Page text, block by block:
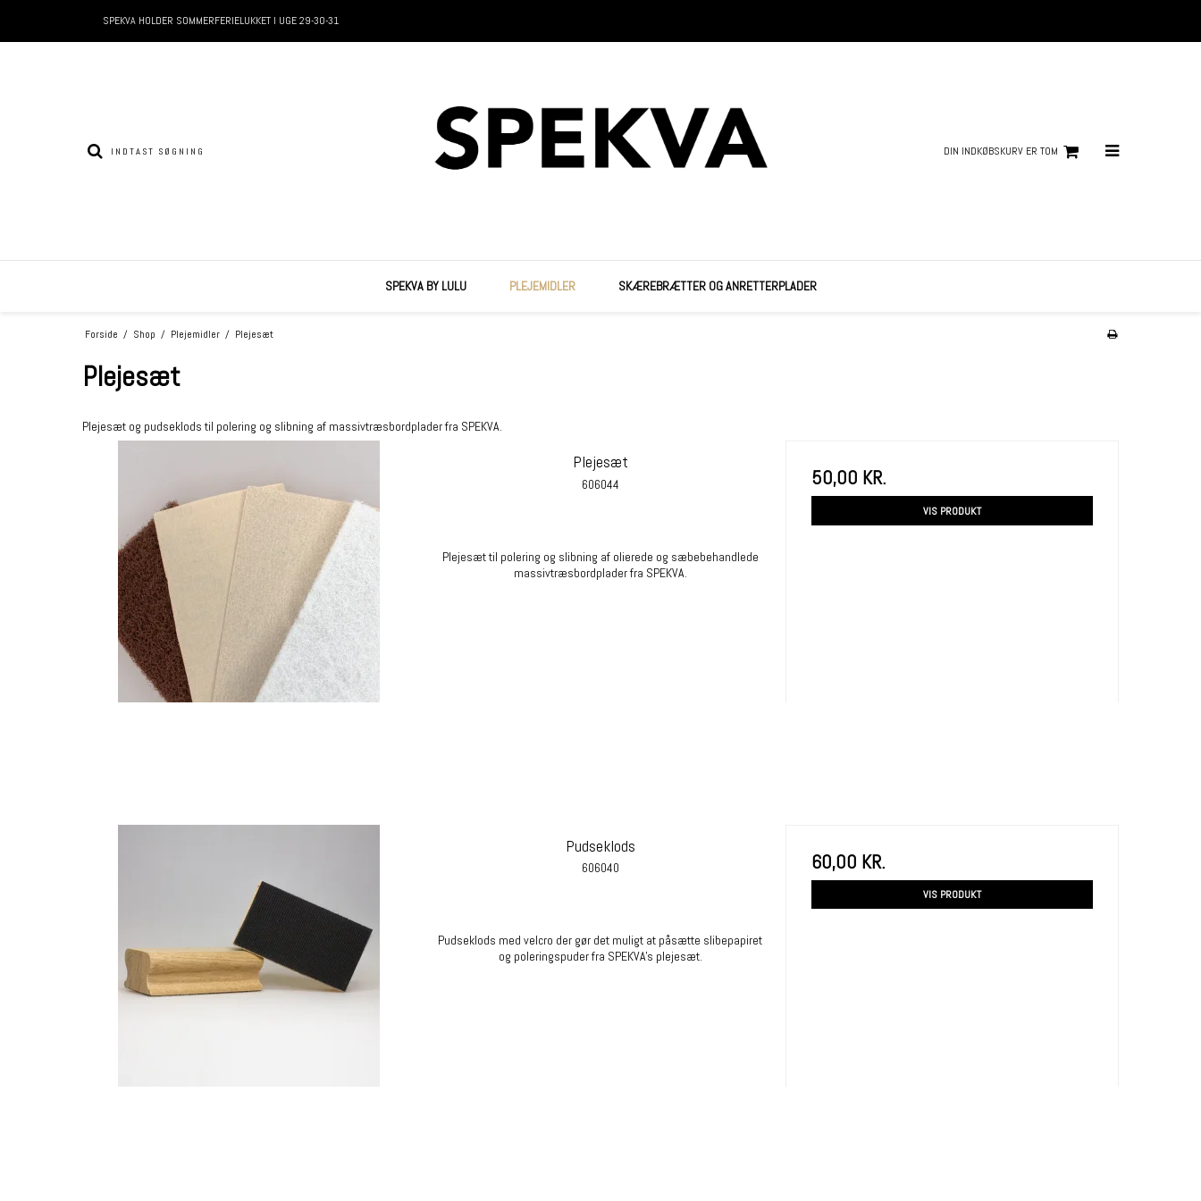
SPEKVA HOLDER SOMMERFERIELUKKET I UGE 29-30-31
DIN INDKØBSKURV ER TOM
SPEKVA BY LULU PLEJEMIDLER SKÆREBRÆTTER OG ANRETTERPLADER
Forside / Shop / Plejemidler / Plejesæt
Plejesæt
Plejesæt og pudseklods til polering og slibning af massivtræsbordplader fra SPEKVA.
Plejesæt
606044
Plejesæt til polering og slibning af olierede og sæbebehandlede
massivtræsbordplader fra SPEKVA.
50,00 KR.
VIS PRODUKT
Pudseklods
606040
Pudseklods med velcro der gør det muligt at påsætte slibepapiret
og poleringspuder fra SPEKVA's plejesæt.
60,00 KR.
VIS PRODUKT